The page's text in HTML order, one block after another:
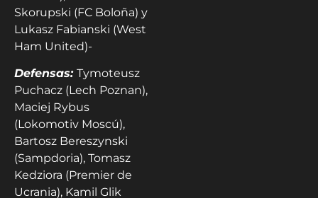
Skorupski (FC Boloña) y
Lukasz Fabianski (West
Ham United)-
Defensas: Tymoteusz
Puchacz (Lech Poznan),
Maciej Rybus
(Lokomotiv Moscú),
Bartosz Bereszynski
(Sampdoria), Tomasz
Kedziora (Premier de
Ucrania), Kamil Glik